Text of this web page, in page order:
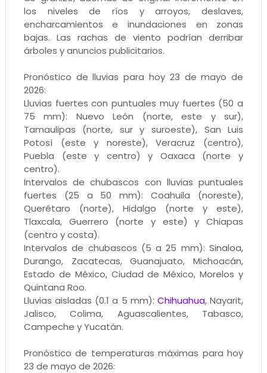
los niveles de ríos y arroyos, deslaves,
encharcamientos e inundaciones en zonas
bajas. Las rachas de viento podrían derribar
árboles y anuncios publicitarios.
Pronóstico de lluvias para hoy 23 de mayo de
2026:
Lluvias fuertes con puntuales muy fuertes (50 a
75 mm): Nuevo León (norte, este y sur),
Tamaulipas (norte, sur y suroeste), San Luis
Potosí (este y noreste), Veracruz (centro),
Puebla (este y centro) y Oaxaca (norte y
centro).
Intervalos de chubascos con lluvias puntuales
fuertes (25 a 50 mm): Coahuila (noreste),
Querétaro (norte), Hidalgo (norte y este),
Tlaxcala, Guerrero (norte y este) y Chiapas
(centro y costa).
Intervalos de chubascos (5 a 25 mm): Sinaloa,
Durango, Zacatecas, Guanajuato, Michoacán,
Estado de México, Ciudad de México, Morelos y
Quintana Roo.
Lluvias aisladas (0.1 a 5 mm): Chihuahua, Nayarit,
Jalisco, Colima, Aguascalientes, Tabasco,
Campeche y Yucatán.
Pronóstico de temperaturas máximas para hoy
23 de mayo de 2026: